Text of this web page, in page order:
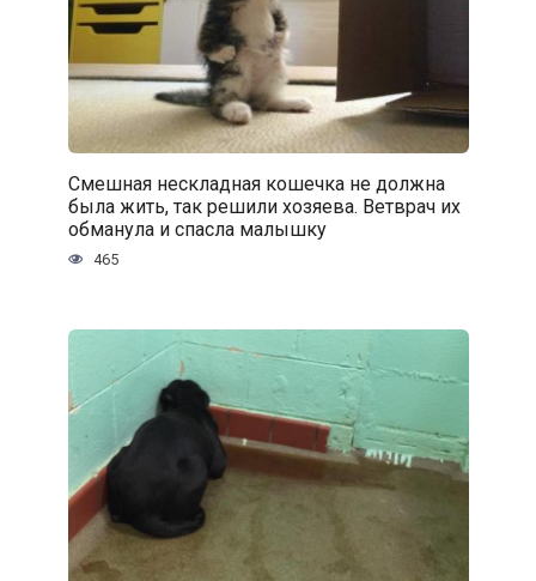
Смешная нескладная кошечка не должна
была жить, так решили хозяева. Ветврач их
обманула и спасла малышку
465